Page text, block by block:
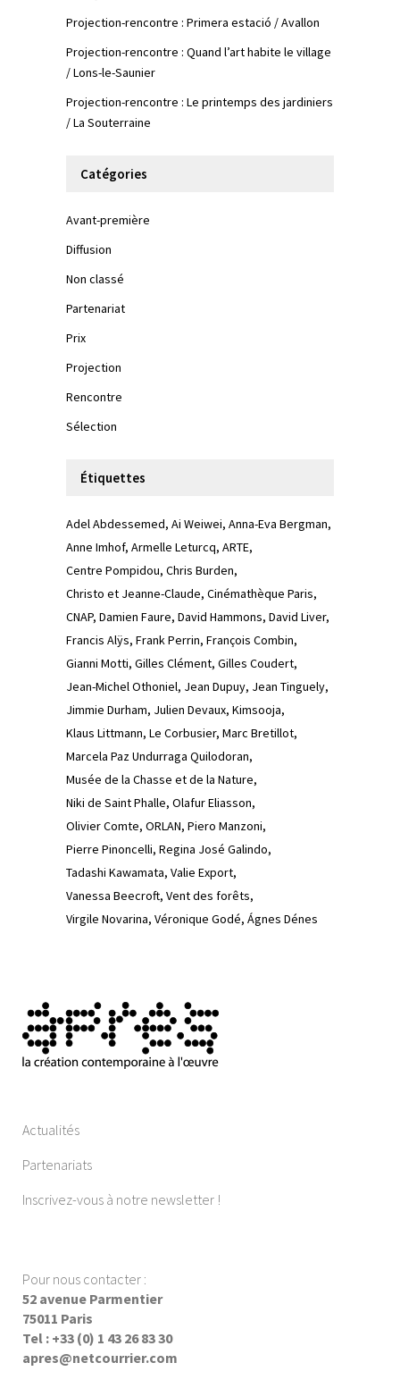
Projection-rencontre : Primera estació / Avallon
Projection-rencontre : Quand l’art habite le village
/ Lons-le-Saunier
Projection-rencontre : Le printemps des jardiniers
/ La Souterraine
Catégories
Avant-première
Diffusion
Non classé
Partenariat
Prix
Projection
Rencontre
Sélection
Étiquettes
Adel Abdessemed Ai Weiwei Anna-Eva Bergman
Anne Imhof Armelle Leturcq ARTE
Centre Pompidou Chris Burden
Christo et Jeanne-Claude Cinémathèque Paris
CNAP Damien Faure David Hammons David Liver
Francis Alÿs Frank Perrin François Combin
Gianni Motti Gilles Clément Gilles Coudert
Jean-Michel Othoniel Jean Dupuy Jean Tinguely
Jimmie Durham Julien Devaux Kimsooja
Klaus Littmann Le Corbusier Marc Bretillot
Marcela Paz Undurraga Quilodoran
Musée de la Chasse et de la Nature
Niki de Saint Phalle Olafur Eliasson
Olivier Comte ORLAN Piero Manzoni
Pierre Pinoncelli Regina José Galindo
Tadashi Kawamata Valie Export
Vanessa Beecroft Vent des forêts
Virgile Novarina Véronique Godé Ágnes Dénes
Actualités
Partenariats
Inscrivez-vous à notre newsletter !
Pour nous contacter :
52 avenue Parmentier
75011 Paris
Tel : +33 (0) 1 43 26 83 30
apres@netcourrier.com